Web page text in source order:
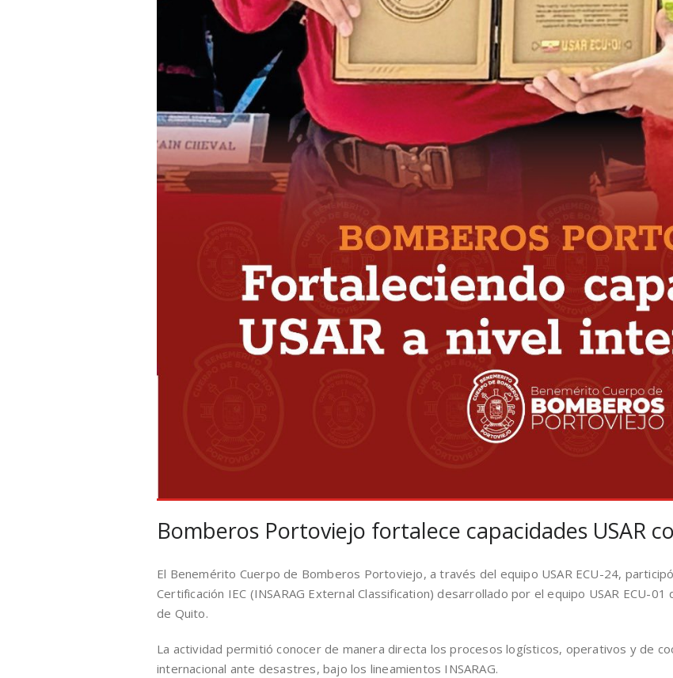
Bomberos Portoviejo fortalece capacidades USAR
El Benemérito Cuerpo de Bomberos Portoviejo, a través del equipo USAR ECU-24,
Certificación IEC (INSARAG External Classification) desarrollado por el equipo USAR ECU-
de Quito.
La actividad permitió conocer de manera directa los procesos logísticos, operativos y de
internacional ante desastres, bajo los lineamientos INSARAG.